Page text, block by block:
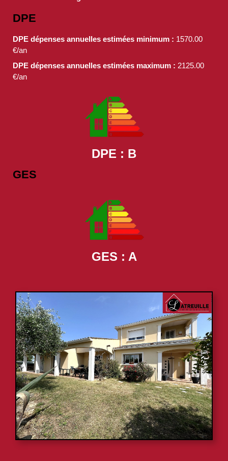
DPE
DPE dépenses annuelles estimées minimum : 1570.00
€/an
DPE dépenses annuelles estimées maximum : 2125.00
€/an
DPE : B
GES
GES : A